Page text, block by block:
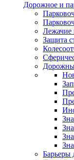
Дорожное и
Защита
Барьеры